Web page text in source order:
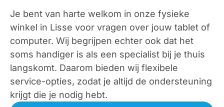
Je bent van harte welkom in onze fysieke
winkel in Lisse voor vragen over jouw tablet of
computer. Wij begrijpen echter ook dat het
soms handiger is als een specialist bij je thuis
langskomt. Daarom bieden wij flexibele
service-opties, zodat je altijd de ondersteuning
krijgt die je nodig hebt.